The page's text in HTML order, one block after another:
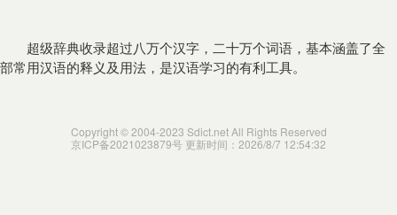
超级辞典收录超过八万个汉字，二十万个词语，基本涵盖了全
部常用汉语的释义及用法，是汉语学习的有利工具。
Copyright © 2004-2023 Sdict.net All Rights Reserved
京ICP备2021023879号 更新时间：2026/8/7 12:54:32